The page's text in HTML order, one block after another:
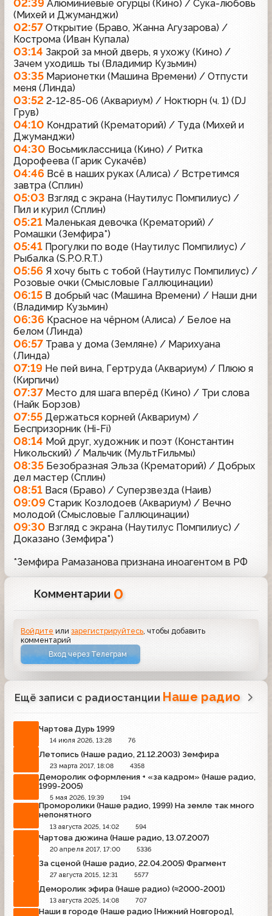
Алюминиевые огурцы (Кино) / Сука-любовь
(Михей и Джуманджи)
02:57Открытие (Браво, Жанна Агузарова) /
Кострома (Иван Купала)
03:14 Закрой за мной дверь, я ухожу (Кино) /
Зачем уходишь ты (Владимир Кузьмин)
03:35 Марионетки (Машина Времени) / Отпусти
меня (Линда)
03:52 2-12-85-06 (Аквариум) / Ноктюрн (ч. 1) (DJ
Грув)
04:10 Кондратий (Крематорий) / Туда (Михей и
Джуманджи)
04:30 Восьмиклассница (Кино) / Ритка
Дорофеева (Гарик Сукачёв)
04:46 Всё в наших руках (Алиса) / Встретимся
завтра (Сплин)
05:03 Взгляд с экрана (Наутилус Помпилиус) /
Пил и курил (Сплин)
05:21 Маленькая девочка (Крематорий) /
Ромашки (Земфира*)
05:41 Прогулки по воде (Наутилус Помпилиус) /
Рыбалка (S.P.O.R.T.)
05:56 Я хочу быть с тобой (Наутилус Помпилиус) /
Розовые очки (Смысловые Галлюцинации)
06:15 В добрый час (Машина Времени) / Наши дни
(Владимир Кузьмин)
06:36 Красное на чёрном (Алиса) / Белое на
белом (Линда)
06:57Трава у дома (Земляне) / Марихуана
(Линда)
07:19 Не пей вина, Гертруда (Аквариум) / Плюю я
(Кирпичи)
07:37Место для шага вперёд (Кино) / Три слова
(Найк Борзов)
07:55 Держаться корней (Аквариум) /
Беспризорник (Hi-Fi)
08:14 Мой друг, художник и поэт (Константин
Никольский) / Мальчик (МультFильмы)
08:35 Безобразная Эльза (Крематорий) / Добрых
дел мастер (Сплин)
08:51 Вася (Браво) / Суперзвезда (Наив)
09:09 Старик Козлодоев (Аквариум) / Вечно
молодой (Смысловые Галлюцинации)
09:30 Взгляд с экрана (Наутилус Помпилиус) /
Доказано (Земфира*)
*Земфира Рамазанова признана иноагентом в РФ
Комментарии 0
Войдите илизарегистрируйтесь , чтобы добавить
комментарий
Вход через Телеграм
Ещё записи с радиостанции Наше радио
Чартова Дурь 1999
14 июля 2026, 13:28 76
Летопись (Наше радио, 21.12.2003) Земфира
23 марта 2017, 18:08 4358
Деморолик оформления + «за кадром» (Наше радио,
1999-2005)
5 мая 2026, 19:39 194
Проморолики (Наше радио, 1999) На земле так много
непонятного
13 августа 2025, 14:02 594
Чартова дюжина (Наше радио, 13.07.2007)
20 апреля 2017, 17:00 5336
За сценой (Наше радио, 22.04.2005) Фрагмент
27 августа 2015, 12:31 5577
Деморолик эфира (Наше радио) (≈2000-2001)
13 августа 2025, 14:08 707
Наши в городе (Наше радио [Нижний Новгород],